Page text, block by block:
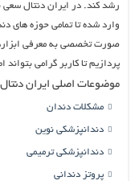
رشد کند. در ایران دنتال
وارد شده تا تمامی حوزه های
صورت تخصصی به معرفی
پردازیم تا کاربر گرامی
موضوعات اصلی ایران دنتال
مشکلات دندان
دندانپزشکی نوین
دندانپزشکی ترمیمی
پروتز دندانی